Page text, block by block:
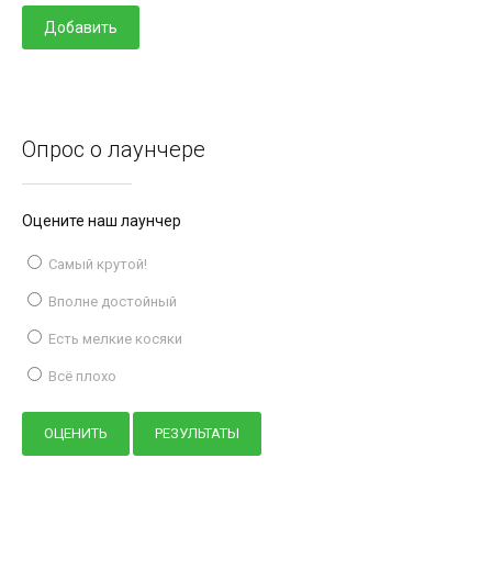
Опрос о лаунчере
Оцените наш лаунчер
Самый крутой!
Вполне достойный
Есть мелкие косяки
Всё плохо